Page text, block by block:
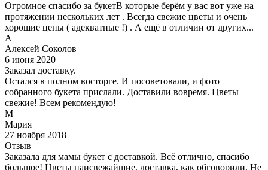
Огромное спасибо за букетВ которые берём у вас вот уже на
протяжении нескольких лет . Всегда свежие цветы и очень
хорошие цены ( адекватные !) . А ещё в отличии от других...
А
Алексей Соколов
6 июня 2020
Заказал доставку.
Остался в полном восторге. И посоветовали, и фото
собранного букета прислали. Доставили вовремя. Цветы
свежие! Всем рекомендую!
М
Мария
27 ноября 2018
Отзыв
Заказала для мамы букет с доставкой. Всё отлично, спасибо
большое! Цветы наисвежайшие, доставка, как обговорили. Не